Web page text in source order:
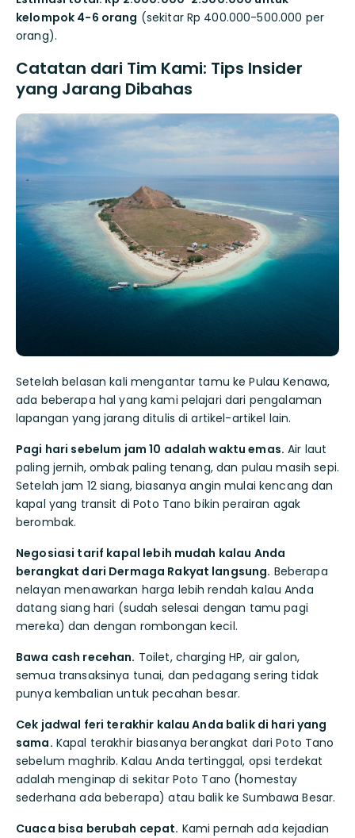
kelompok 4-6 orang (sekitar Rp 400.000-500.000 per
orang).
Catatan dari Tim Kami: Tips Insider
yang Jarang Dibahas
Setelah belasan kali mengantar tamu ke Pulau Kenawa,
ada beberapa hal yang kami pelajari dari pengalaman
lapangan yang jarang ditulis di artikel-artikel lain.
Pagi hari sebelum jam 10 adalah waktu emas. Air laut
paling jernih, ombak paling tenang, dan pulau masih sepi.
Setelah jam 12 siang, biasanya angin mulai kencang dan
kapal yang transit di Poto Tano bikin perairan agak
berombak.
Negosiasi tarif kapal lebih mudah kalau Anda
berangkat dari Dermaga Rakyat langsung. Beberapa
nelayan menawarkan harga lebih rendah kalau Anda
datang siang hari (sudah selesai dengan tamu pagi
mereka) dan dengan rombongan kecil.
Bawa cash recehan. Toilet, charging HP, air galon,
semua transaksinya tunai, dan pedagang sering tidak
punya kembalian untuk pecahan besar.
Cek jadwal feri terakhir kalau Anda balik di hari yang
sama. Kapal terakhir biasanya berangkat dari Poto Tano
sebelum maghrib. Kalau Anda tertinggal, opsi terdekat
adalah menginap di sekitar Poto Tano (homestay
sederhana ada beberapa) atau balik ke Sumbawa Besar.
Cuaca bisa berubah cepat. Kami pernah ada kejadian